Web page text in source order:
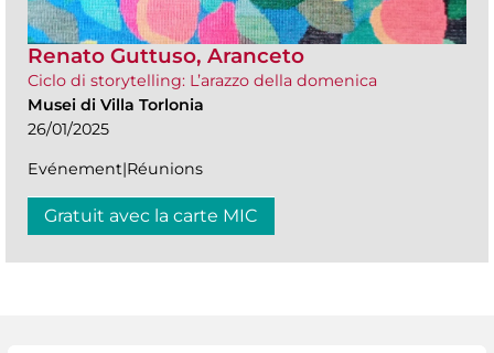
Renato Guttuso, Aranceto
Ciclo di storytelling: L’arazzo della domenica
Musei di Villa Torlonia
26/01/2025
Evénement|Réunions
Gratuit avec la carte MIC